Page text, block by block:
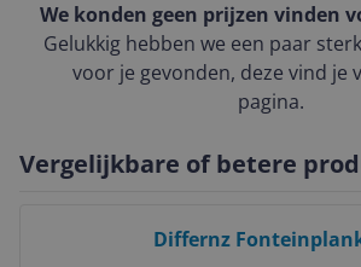
We konden geen prijzen vinden
Gelukkig hebben we een paar
voor je gevonden, deze vind je
pagina.
Vergelijkbare of betere
Differnz